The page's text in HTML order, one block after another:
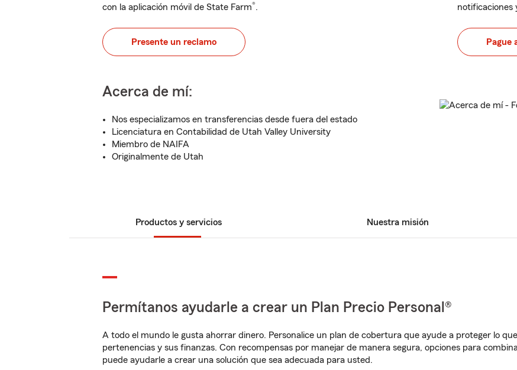
con la aplicación móvil de State Farm®.
Presente un reclamo
notificaciones
Pague
Acerca de mí:
Nos especializamos en transferencias desde fuera del estado
Licenciatura en Contabilidad de Utah Valley University
Miembro de NAIFA
Originalmente de Utah
Productos y servicios Nuestra misión
Permítanos ayudarle a crear un Plan Precio Personal®
A todo el mundo le gusta ahorrar dinero. Personalice un plan de cobertura que ayude a proteger lo
pertenencias y sus finanzas. Con recompensas por manejar de manera segura, opciones para
puede ayudarle a crear una solución que sea adecuada para usted.